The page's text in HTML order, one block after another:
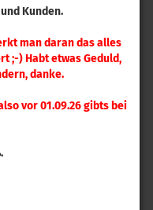
Kunden.
man daran das alles
;-) Habt etwas Geduld,
danke.
vor 01.09.26 gibts bei